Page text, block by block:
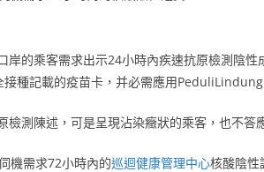
岸的乘客需求出示24小時內疾速抗原檢測陰
種記載的疫苗卡，并必需應用PeduliLindung
檢測陳述，可是呈現沾染癥狀的乘客，也不答
機需求72小時內的巡迴健康管理中心核酸陰性